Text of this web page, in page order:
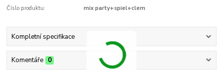
Číslo produktu: mix party+spiel+clem
Kompletní specifikace
Komentáře 0